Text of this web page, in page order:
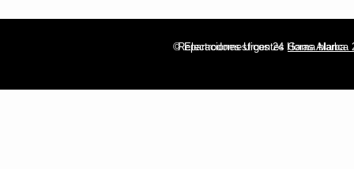
© Electrodomesticos 24 Horas Alarba
Reparaciones Urgentes Gama blanca